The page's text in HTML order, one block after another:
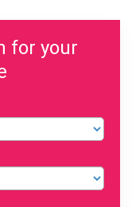
for your